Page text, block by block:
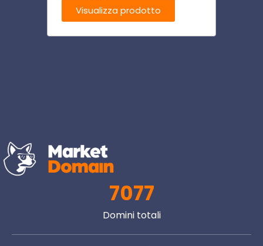
Visualizza prodotto
7077
Domini totali